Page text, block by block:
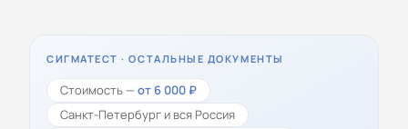
СИГМАТЕСТ · ОСТАЛЬНЫЕ ДОКУМЕНТЫ
Стоимость —от 6 000 ₽
Санкт-Петербург и вся Россия